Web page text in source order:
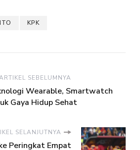
KPK
SEBELUMNYA
Wearable, Smartwatch
Gaya Hidup Sehat
SELANJUTNYA
Peringkat Empat